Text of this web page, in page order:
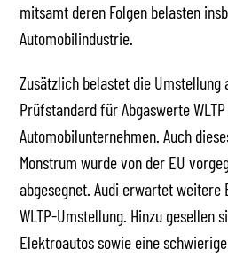
mitsamt deren Folgen belasten
Automobilindustrie.
Zusätzlich belastet die Umstellung
Prüfstandard für Abgaswerte
Automobilunternehmen. Auch
Monstrum wurde von der EU
abgesegnet. Audi erwartet weitere
WLTP-Umstellung. Hinzu gesellen
Elektroautos sowie eine